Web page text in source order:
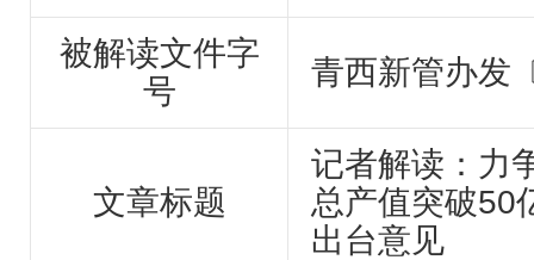
被解读文件字
号
青西新管办发
文章标题
记者解读：力
总产值突破50
出台意见